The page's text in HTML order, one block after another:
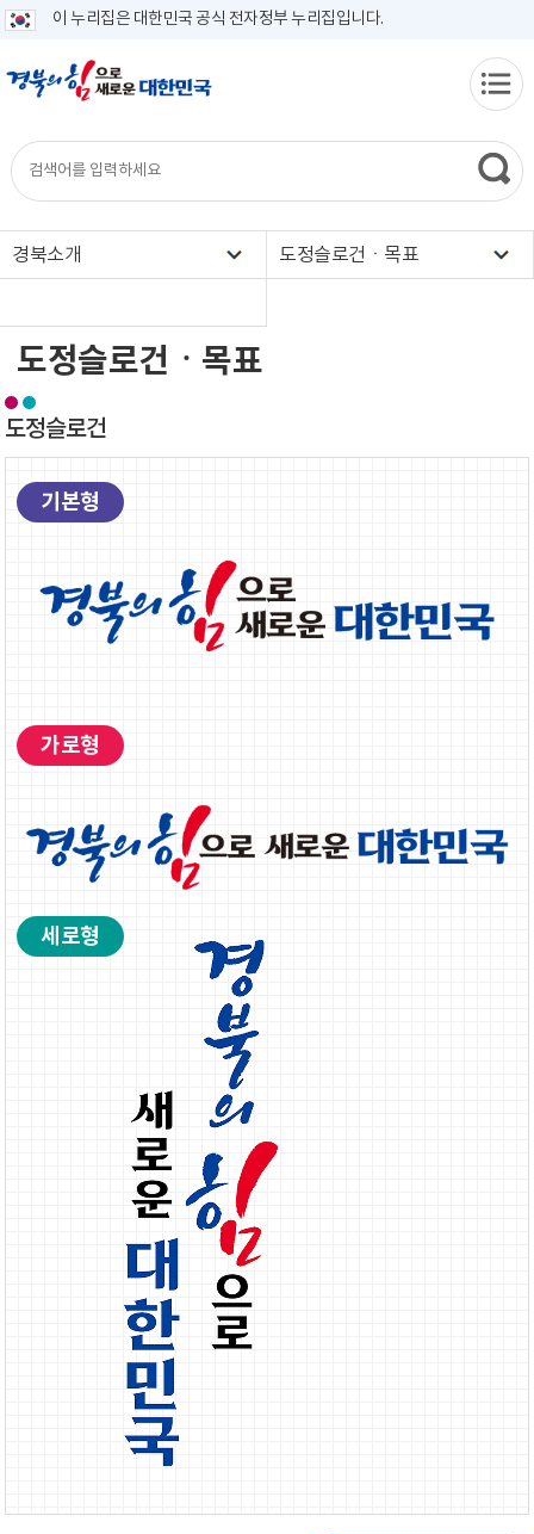
이 누리집은 대한민국 공식 전자정부 누리집입니다.
경북소개 도정슬로건ㆍ목표
도정슬로건ㆍ목표
도정슬로건
기본형
가로형
세로형